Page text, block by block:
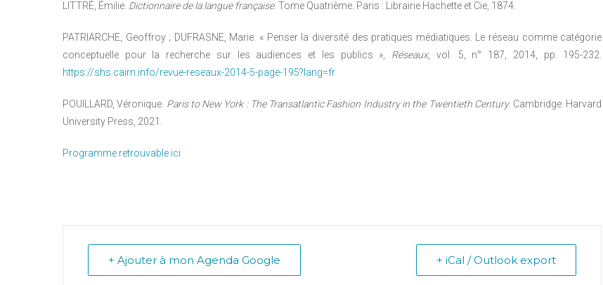
LITTRÉ, Émilie. Dictionnaire de la langue française. Tome Quatrième. Paris : Librairie Hachette et Cie, 1874.
PATRIARCHE, Geoffroy ; DUFRASNE, Marie. « Penser la diversité des pratiques médiatiques. Le réseau comme catégorie
conceptuelle pour la recherche sur les audiences et les publics », Réseaux, vol. 5, n° 187, 2014, pp. 195-232.
https://shs.cairn.info/revue-reseaux-2014-5-page-195?lang=fr
POUILLARD, Véronique. Paris to New York : The Transatlantic Fashion Industry in the Twentieth Century. Cambridge: Harvard
University Press, 2021.
Programme retrouvable ici
+ Ajouter à mon Agenda Google + iCal / Outlook export